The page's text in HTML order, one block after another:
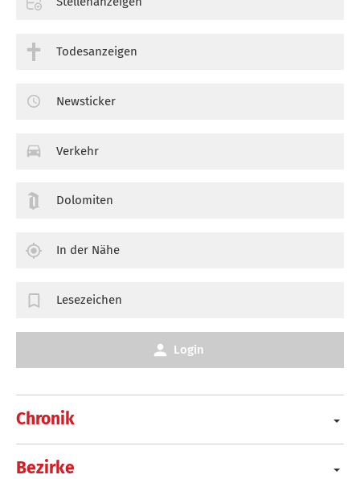
Chronik
Bezirke
Todesanzeigen
Newsticker
Verkehr
Dolomiten
In der Nähe
Lesezeichen
Login